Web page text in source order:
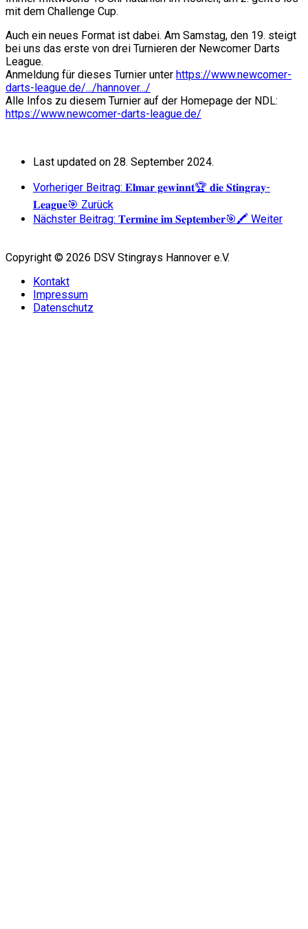
mit dem Challenge Cup.
Auch ein neues Format ist dabei. Am Samstag, den 19. steigt
bei uns das erste von drei Turnieren der Newcomer Darts
League.
Anmeldung für dieses Turnier unter https://www.newcomer-
darts-league.de/.../hannover.../
Alle Infos zu diesem Turnier auf der Homepage der NDL:
https://www.newcomer-darts-league.de/
Last updated on 28. September 2024.
Vorheriger Beitrag: 𝐄𝐥𝐦𝐚𝐫 𝐠𝐞𝐰𝐢𝐧𝐧𝐭🏆 𝐝𝐢𝐞 𝐒𝐭𝐢𝐧𝐠𝐫𝐚𝐲-
𝐋𝐞𝐚𝐠𝐮𝐞🎯 Zurück
Nächster Beitrag: 𝐓𝐞𝐫𝐦𝐢𝐧𝐞 𝐢𝐦 𝐒𝐞𝐩𝐭𝐞𝐦𝐛𝐞𝐫🎯🖍️ Weiter
Copyright © 2026 DSV Stingrays Hannover e.V.
Kontakt
Impressum
Datenschutz